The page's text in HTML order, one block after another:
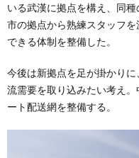
いる武漢に拠点を構え、同
市の拠点から熟練スタッフ
できる体制を整備した。
今後は新拠点を足が掛かり
流需要を取り込みたい考え
ート配送網を整備する。